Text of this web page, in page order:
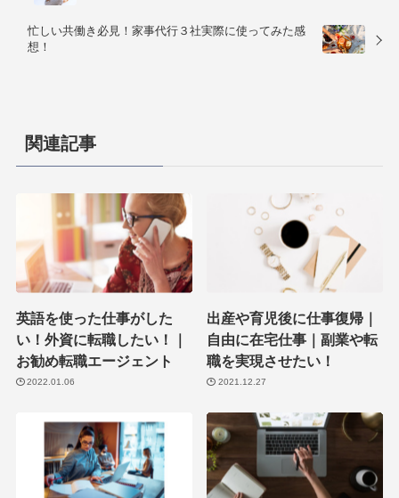
忙しい共働き必見！家事代行３社実際に使ってみた感
想！
関連記事
英語を使った仕事がした
い！外資に転職したい！｜
お勧め転職エージェント
2022.01.06
出産や育児後に仕事復帰｜
自由に在宅仕事｜副業や転
職を実現させたい！
2021.12.27